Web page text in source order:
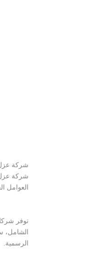
شركة
شركة
العوامل
توفر
الشامل،
الرسمية.